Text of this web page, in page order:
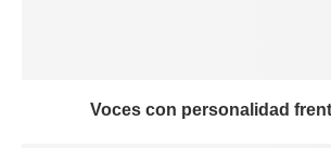
Voces con personalidad